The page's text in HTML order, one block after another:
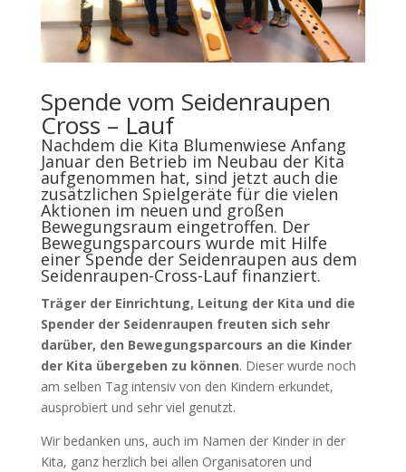
Spende vom Seidenraupen
Cross – Lauf
Nachdem die Kita Blumenwiese Anfang
Januar den Betrieb im Neubau der Kita
aufgenommen hat, sind jetzt auch die
zusätzlichen Spielgeräte für die vielen
Aktionen im neuen und großen
Bewegungsraum eingetroffen. Der
Bewegungsparcours wurde mit Hilfe
einer Spende der Seidenraupen aus dem
Seidenraupen-Cross-Lauf finanziert.
Träger der Einrichtung, Leitung der Kita und die
Spender der Seidenraupen freuten sich sehr
darüber, den Bewegungsparcours an die Kinder
der Kita übergeben zu können. Dieser wurde noch
am selben Tag intensiv von den Kindern erkundet,
ausprobiert und sehr viel genutzt.
Wir bedanken uns, auch im Namen der Kinder in der
Kita, ganz herzlich bei allen Organisatoren und